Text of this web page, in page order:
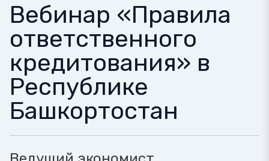
Вебинар «Правила
ответственного
кредитования​​» в
Республике
Башкортостан